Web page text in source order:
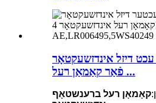
עכט דיזל אינדזשעקטאָר A2C59511364
פֿאַר קאַמאַן רעל ...
קאָמאָן רעל ברענשטאָף